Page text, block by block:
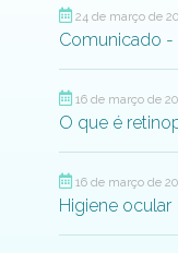
24 de março de
Comunicado -
16 de março de
O que é
16 de março de
Higiene ocular